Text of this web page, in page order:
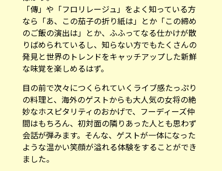
「傳」や「フロリレージュ」をよく知っている方
なら「あ、この茄子の折り紙は」とか「この締め
のご飯の演出は」とか、ふふってなる仕かけが散
りばめられているし、知らない方でもたくさんの
発見と世界のトレンドをキャッチアップした新鮮
な味覚を楽しめるはず。
目の前で次々につくられていくライブ感たっぷり
の料理と、海外のゲストからも大人気の女将の絶
妙なホスピタリティのおかげで、フーディーズ仲
間はもちろん、初対面の隣りあった人とも思わず
会話が弾みます。そんな、ゲストが一体になった
ような温かい笑顔が溢れる体験をすることができ
ました。